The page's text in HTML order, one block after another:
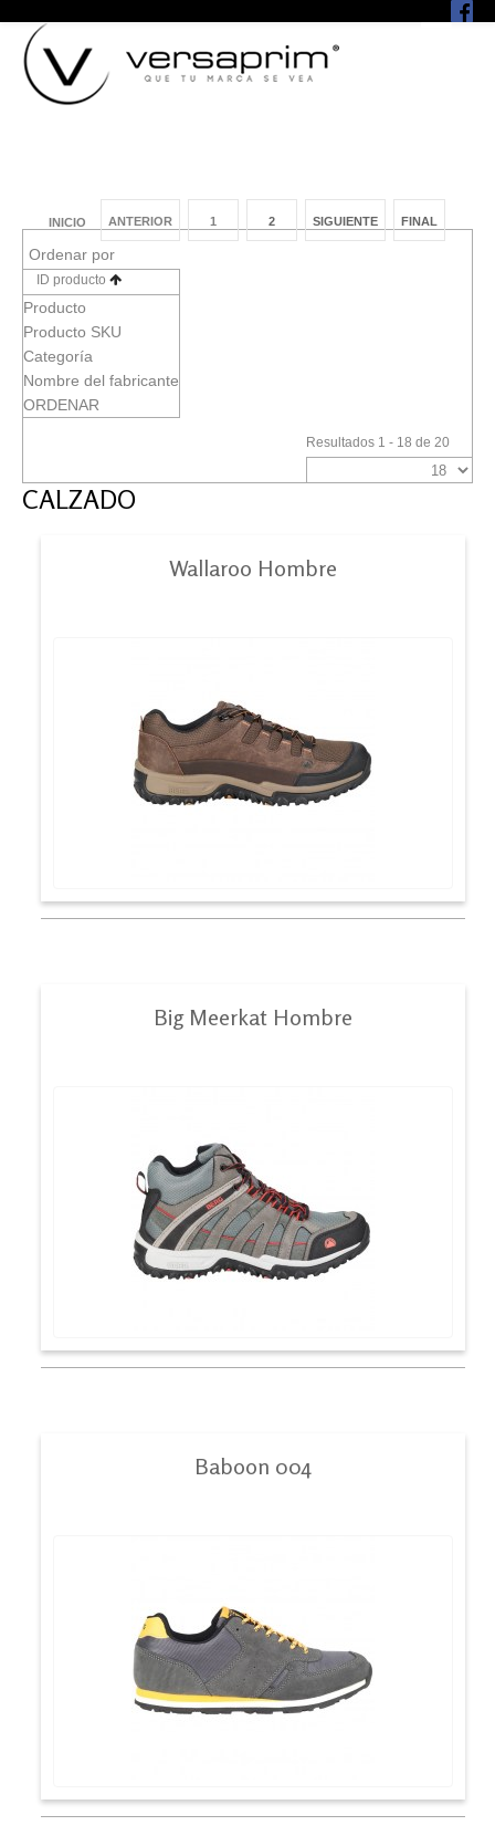
INICIO ANTERIOR 1 2 SIGUIENTE FINAL
Ordenar por
ID producto
Producto
Producto SKU
Categoría
Nombre del fabricante
ORDENAR
Resultados 1 - 18 de 20
CALZADO
Wallaroo Hombre
Big Meerkat Hombre
Baboon 004